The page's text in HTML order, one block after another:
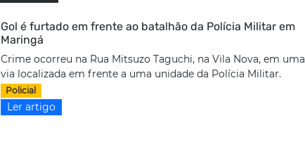
Gol é furtado em frente ao batalhão da Polícia Militar em
Maringá
Crime ocorreu na Rua Mitsuzo Taguchi, na Vila Nova, em uma
via localizada em frente a uma unidade da Polícia Militar.
Policial
Ler artigo